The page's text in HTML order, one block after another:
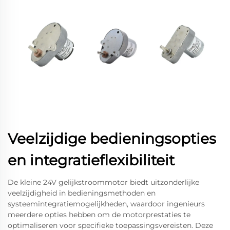
Veelzijdige bedieningsopties
en integratieflexibiliteit
De kleine 24V gelijkstroommotor biedt uitzonderlijke
veelzijdigheid in bedieningsmethoden en
systeemintegratiemogelijkheden, waardoor ingenieurs
meerdere opties hebben om de motorprestaties te
optimaliseren voor specifieke toepassingsvereisten. Deze